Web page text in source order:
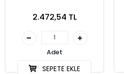
2.472,54 TL
Adet
SEPETE EKLE